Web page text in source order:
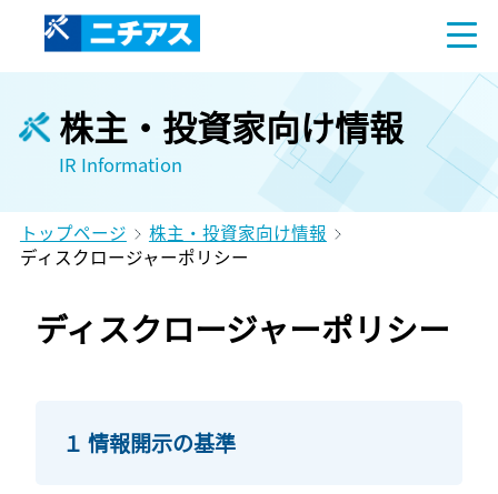
株主・投資家向け情報
IR Information
トップページ
株主・投資家向け情報
ディスクロージャーポリシー
ディスクロージャーポリシー
１ 情報開示の基準